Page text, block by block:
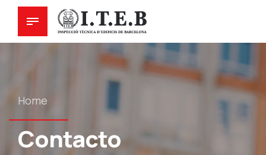
Home
Contacto